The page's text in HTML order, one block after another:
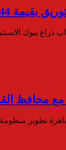
جنيه لصالح ڤاليو
ذراع بنوك
مع محافظ
تطوير